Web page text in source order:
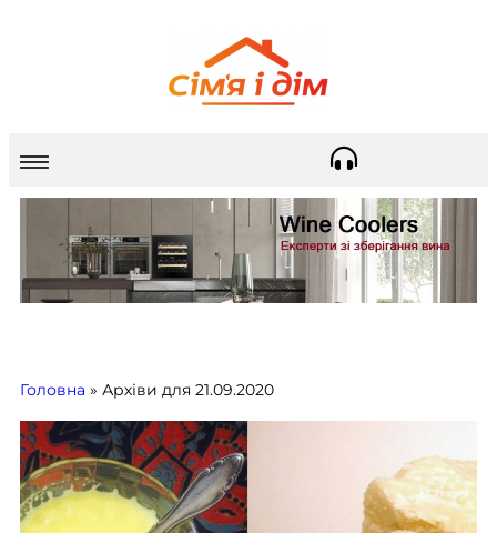
Головна » Архіви для 21.09.2020